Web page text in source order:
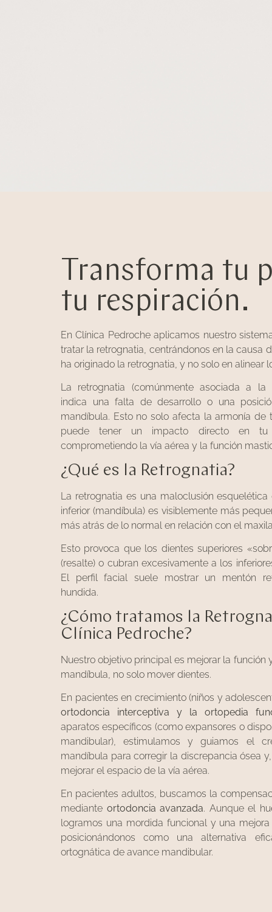
Transforma tu
tu respiración.
En Clínica Pedroche aplicamos nuestro
tratar la retrognatia, centrándonos en la causa
ha originado la retrognatia, y no solo en alinear
La retrognatia (comúnmente asociada a la
indica una falta de desarrollo o una
mandíbula. Esto no solo afecta la armonía de
puede tener un impacto directo en tu
comprometiendo la vía aérea y la función
¿Qué es la Retrognatia?
La retrognatia es una maloclusión
inferior (mandíbula) es visiblemente más
más atrás de lo normal en relación con el
Esto provoca que los dientes superiores
(resalte) o cubran excesivamente a los
El perfil facial suele mostrar un mentón
hundida.
¿Cómo tratamos la
Clínica Pedroche?
Nuestro objetivo principal es mejorar la función
mandíbula, no solo mover dientes.
En pacientes en crecimiento (niños y
ortodoncia interceptiva y la ortopedia
aparatos específicos (como expansores o
mandibular), estimulamos y guiamos el
mandíbula para corregir la discrepancia ósea
mejorar el espacio de la vía aérea.
En pacientes adultos, buscamos la
mediante ortodoncia avanzada. Aunque el
logramos una mordida funcional y una
posicionándonos como una alternativa
ortognática de avance mandibular.